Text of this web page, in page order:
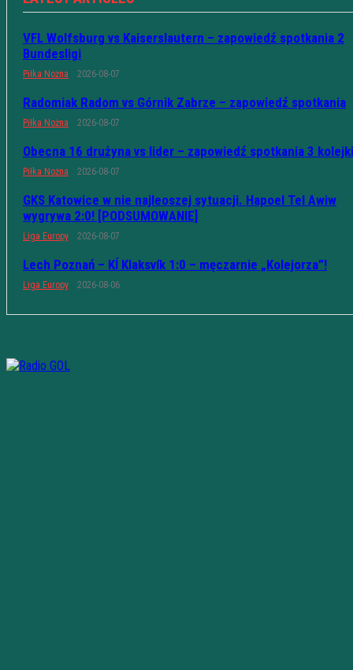
VFL Wolfsburg vs Kaiserslautern – zapowiedź spotkania 2
Bundesligi
Piłka Nożna 2026-08-07
Radomiak Radom vs Górnik Zabrze – zapowiedź spotkania
Piłka Nożna 2026-08-07
Obecna 16 drużyna vs lider – zapowiedź spotkania 3 kolejki
Piłka Nożna 2026-08-07
GKS Katowice w nie najleoszej sytuacji. Hapoel Tel Awiw
wygrywa 2:0! [PODSUMOWANIE]
Liga Europy 2026-08-07
Lech Poznań – KÍ Klaksvík 1:0 – męczarnie „Kolejorza”!
Liga Europy 2026-08-06